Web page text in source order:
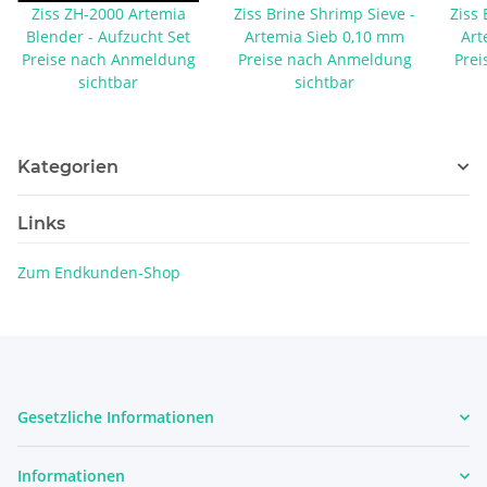
Ziss ZH-2000 Artemia
Blender - Aufzucht Set
Preise nach Anmeldung
sichtbar
Ziss Brine Shrimp Sieve -
Artemia Sieb 0,10 mm
Preise nach Anmeldung
sichtbar
Ziss
Kategorien
Links
Zum Endkunden-Shop
Gesetzliche Informationen
Informationen